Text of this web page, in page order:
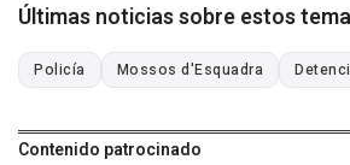
Últimas noticias sobre estos
Policía Mossos d'Esquadra
Contenido patrocinado